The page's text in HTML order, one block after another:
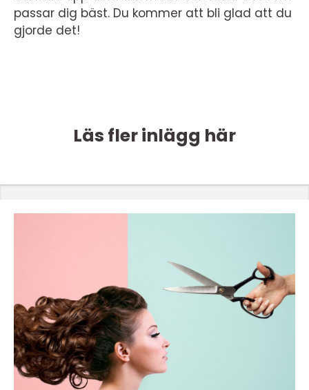
passar dig bäst. Du kommer att bli glad att du
gjorde det!
Läs fler inlägg här